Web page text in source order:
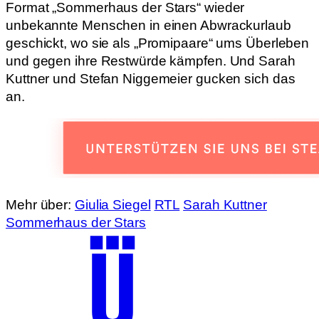
Format „Sommerhaus der Stars“ wieder
unbekannte Menschen in einen Abwrackurlaub
geschickt, wo sie als „Promipaare“ ums Überleben
und gegen ihre Restwürde kämpfen. Und Sarah
Kuttner und Stefan Niggemeier gucken sich das
an.
Mehr über: Giulia Siegel RTL Sarah Kuttner
Sommerhaus der Stars